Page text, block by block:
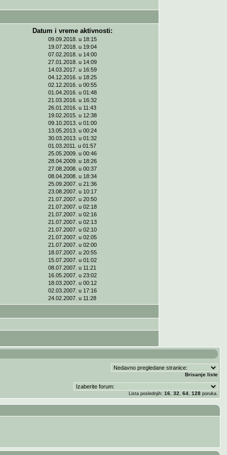
Datum i vreme aktivnosti:
09.09.2018. u 18:15
19.07.2018. u 19:04
07.02.2018. u 14:00
27.01.2018. u 14:09
14.03.2017. u 16:59
04.12.2016. u 18:25
02.12.2016. u 00:55
01.04.2016. u 01:48
21.03.2016. u 16:32
26.01.2016. u 11:43
19.02.2015. u 12:38
09.10.2013. u 01:00
13.05.2013. u 00:24
30.03.2013. u 01:32
01.03.2011. u 01:57
25.05.2009. u 00:46
28.04.2009. u 18:26
27.08.2008. u 00:37
08.04.2008. u 18:34
25.09.2007. u 21:36
23.08.2007. u 10:17
21.07.2007. u 20:50
21.07.2007. u 02:18
21.07.2007. u 02:16
21.07.2007. u 02:13
21.07.2007. u 02:10
21.07.2007. u 02:05
21.07.2007. u 02:00
18.07.2007. u 20:55
15.07.2007. u 01:02
08.07.2007. u 11:21
16.05.2007. u 23:02
18.03.2007. u 00:12
02.03.2007. u 17:16
24.02.2007. u 11:28
Brisanje liste
Lista poslednjih: 16, 32 64, 128poruka.